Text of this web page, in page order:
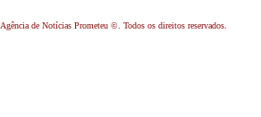
Agência de Notícias Prometeu ©. Todos os direitos reservados.